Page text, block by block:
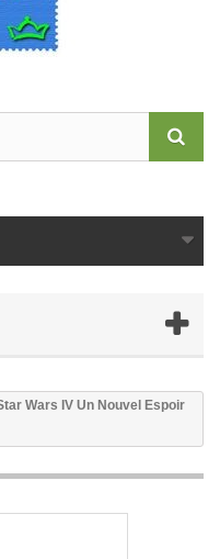
Wars IV Un Nouvel Espoir